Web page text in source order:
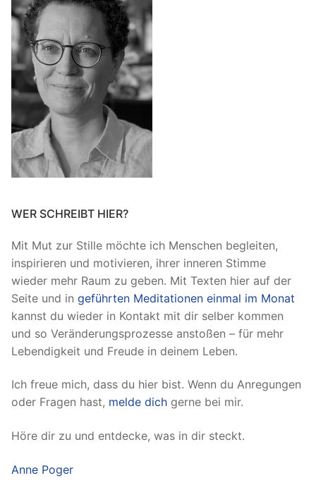
WER SCHREIBT HIER?
Mit Mut zur Stille möchte ich Menschen begleiten,
inspirieren und motivieren, ihrer inneren Stimme
wieder mehr Raum zu geben. Mit Texten hier auf der
Seite und in geführten Meditationen einmal im Monat
kannst du wieder in Kontakt mit dir selber kommen
und so Veränderungsprozesse anstoßen – für mehr
Lebendigkeit und Freude in deinem Leben.
Ich freue mich, dass du hier bist. Wenn du Anregungen
oder Fragen hast, melde dich gerne bei mir.
Höre dir zu und entdecke, was in dir steckt.
Anne Poger